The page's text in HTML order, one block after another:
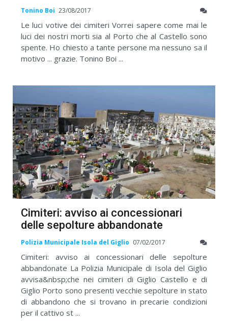
Tonino Boi 23/08/2017
Le luci votive dei cimiteri Vorrei sapere come mai le
luci dei nostri morti sia al Porto che al Castello sono
spente. Ho chiesto a tante persone ma nessuno sa il
motivo ... grazie. Tonino Boi ...
Cimiteri: avviso ai concessionari
delle sepolture abbandonate
Polizia Municipale Isola del Giglio 07/02/2017
Cimiteri: avviso ai concessionari delle sepolture
abbandonate La Polizia Municipale di Isola del Giglio
avvisa&nbsp;che nei cimiteri di Giglio Castello e di
Giglio Porto sono presenti vecchie sepolture in stato
di abbandono che si trovano in precarie condizioni
per il cattivo st ...